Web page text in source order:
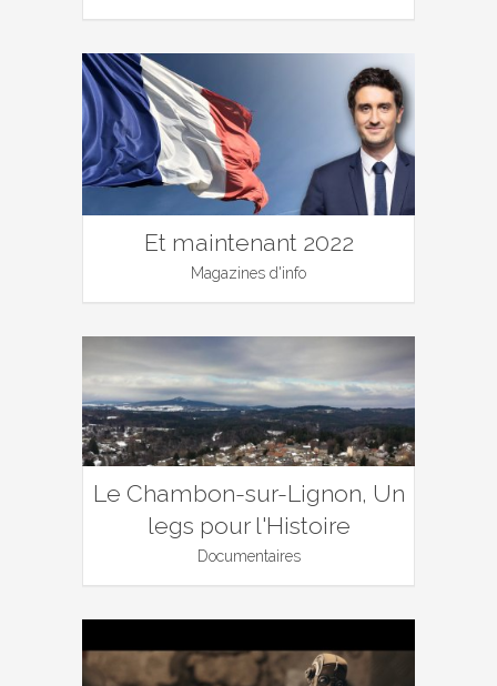
Et maintenant 2022
Magazines d'info
Le Chambon-sur-Lignon, Un
legs pour l'Histoire
Documentaires